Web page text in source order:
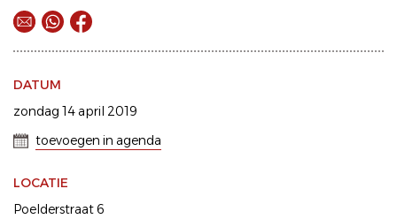
DATUM
zondag 14 april 2019
toevoegen in agenda
LOCATIE
Poelderstraat 6